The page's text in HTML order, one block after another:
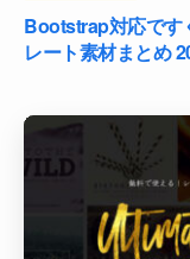
Bootstrap対応です
レート素材まとめ